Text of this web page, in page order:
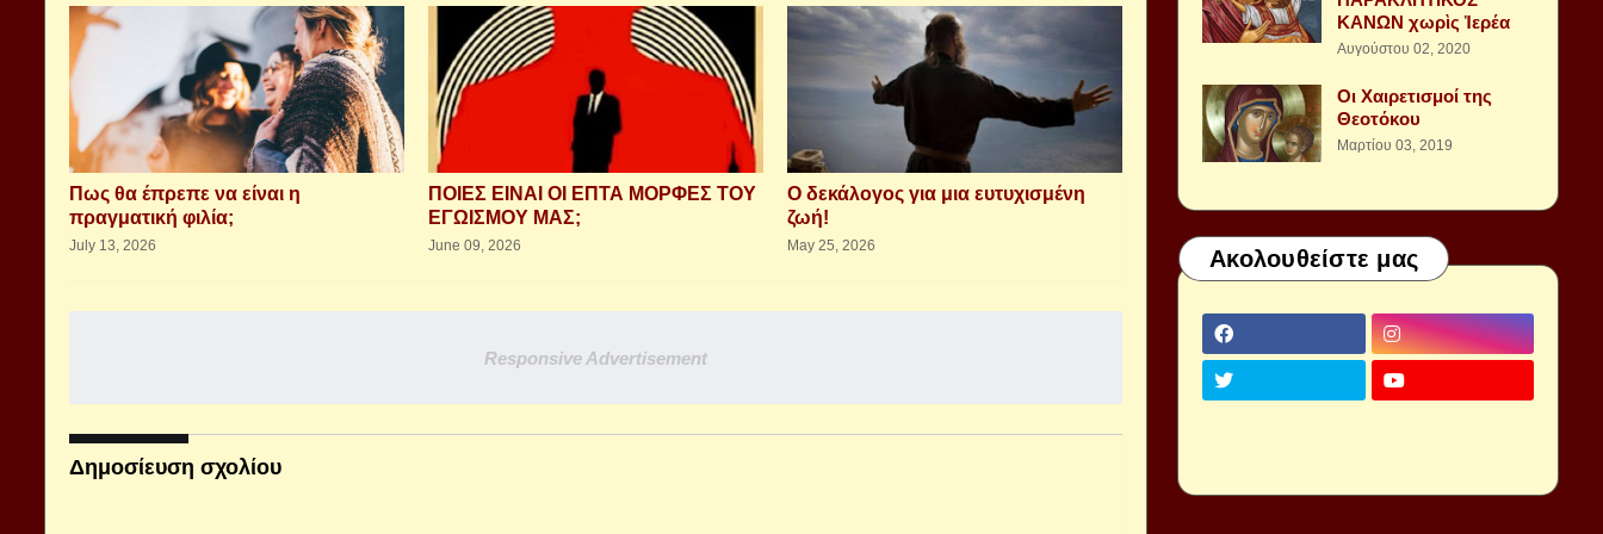
Πως θα έπρεπε να είναι η
πραγματική φιλία;
July 13, 2026
ΠΟΙΕΣ ΕΙΝΑΙ ΟΙ ΕΠΤΑ ΜΟΡΦΕΣ ΤΟΥ
ΕΓΩΙΣΜΟΥ ΜΑΣ;
June 09, 2026
Ο δεκάλογος για μια ευτυχισμένη
ζωή!
May 25, 2026
Responsive Advertisement
Δημοσίευση σχολίου
ΚΑΝΩΝ χωρὶς Ἱερέα
Αυγούστου 02, 2020
Οι Χαιρετισμοί της
Θεοτόκου
Μαρτίου 03, 2019
Ακολουθείστε μας